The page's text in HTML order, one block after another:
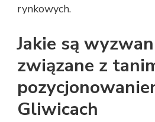
rynkowych.
Jakie są
związane z
Gliwicach